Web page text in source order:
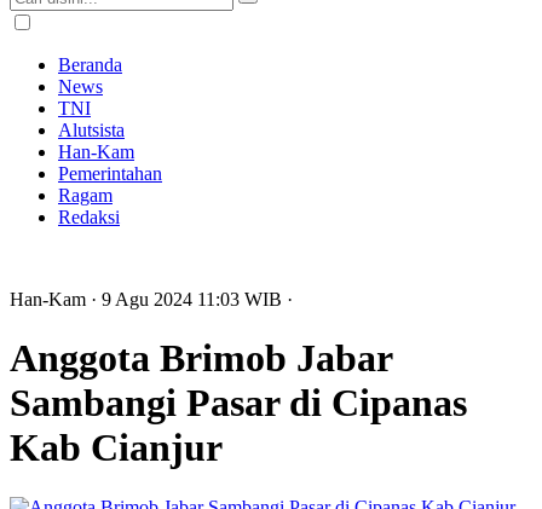
Beranda
News
TNI
Alutsista
Han-Kam
Pemerintahan
Ragam
Redaksi
Han-Kam · 9 Agu 2024 11:03 WIB ·
Anggota Brimob Jabar
Sambangi Pasar di Cipanas
Kab Cianjur